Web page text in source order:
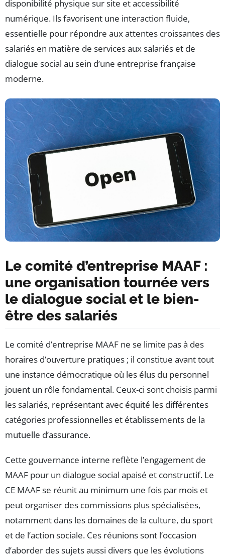
disponibilité physique sur site et accessibilité
numérique. Ils favorisent une interaction fluide,
essentielle pour répondre aux attentes croissantes des
salariés en matière de services aux salariés et de
dialogue social au sein d’une entreprise française
moderne.
Le comité d’entreprise MAAF :
une organisation tournée vers
le dialogue social et le bien-
être des salariés
Le comité d’entreprise MAAF ne se limite pas à des
horaires d’ouverture pratiques ; il constitue avant tout
une instance démocratique où les élus du personnel
jouent un rôle fondamental. Ceux-ci sont choisis parmi
les salariés, représentant avec équité les différentes
catégories professionnelles et établissements de la
mutuelle d’assurance.
Cette gouvernance interne reflète l’engagement de
MAAF pour un dialogue social apaisé et constructif. Le
CE MAAF se réunit au minimum une fois par mois et
peut organiser des commissions plus spécialisées,
notamment dans les domaines de la culture, du sport
et de l’action sociale. Ces réunions sont l’occasion
d’aborder des sujets aussi divers que les évolutions